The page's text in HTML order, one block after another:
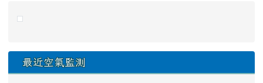
最近空氣監測